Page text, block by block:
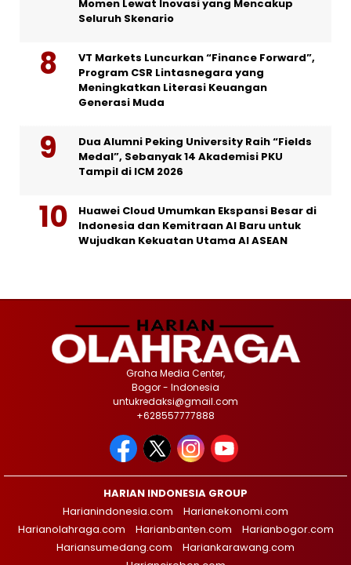
Momen Lewat Inovasi yang Mencakup
Seluruh Skenario
VT Markets Luncurkan “Finance Forward”,
Program CSR Lintasnegara yang
Meningkatkan Literasi Keuangan
Generasi Muda
Dua Alumni Peking University Raih “Fields
Medal”, Sebanyak 14 Akademisi PKU
Tampil di ICM 2026
Huawei Cloud Umumkan Ekspansi Besar di
Indonesia dan Kemitraan AI Baru untuk
Wujudkan Kekuatan Utama AI ASEAN
Graha Media Center,
Bogor - Indonesia
untukredaksi@gmail.com
+628557777888
HARIAN INDONESIA GROUP
Harianindonesia.com
Harianekonomi.com
Harianolahraga.com
Harianbanten.com
Harianbogor.com
Hariansumedang.com
Hariankarawang.com